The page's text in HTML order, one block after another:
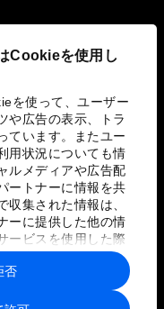
Cookieを使用し
を使って、ユーザー
や広告の表示、トラ
ています。またユー
用状況についても情
ルメディアや広告配
ートナーに情報を共
収集された情報は、
ーに提供した他の情
ービスを使用した際
み合わされ、各パー
れることがありま
否
利用規約